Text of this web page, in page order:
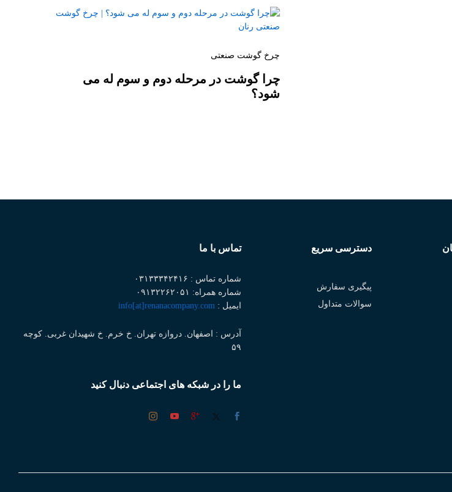
چرخ گوشت صنعتی
چرا گوشت در مرحله دوم و سوم له می
شود؟
دسترسی سریع
پیگیری سفارش
سوالات متداول
تماس با ما
شماره تماس : ۰۳۱۳۳۳۴۲۴۱۶
شماره همراه: ۰۹۱۳۲۲۶۲۰۵۱
ایمیل : info[at]renanacompany.com
آدرس : اصفهان. دروازه تهران. خ خرم. خ شهیدان غربی. کوچه
۵۹
ما را در شبکه های اجتماعی دنبال کنید